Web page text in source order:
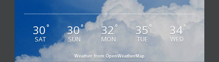
30°
SAT
30°
SUN
32°
MON
35 °
TUE
34°
WED
Weather from OpenWeatherMap